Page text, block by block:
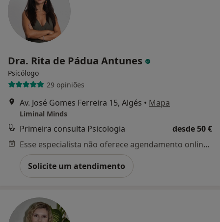
Dra. Rita de Pádua Antunes
Psicólogo
29 opiniões
Av. José Gomes Ferreira 15, Algés • Mapa
Liminal Minds
Primeira consulta Psicologia
desde 50 €
Esse especialista não oferece agendamento online para esse endereço.
Solicite um atendimento